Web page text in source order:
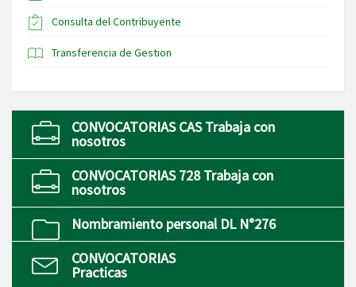
Consulta del Contribuyente
Transferencia de Gestion
CONVOCATORIAS CAS Trabaja con
nosotros
CONVOCATORIAS 728 Trabaja con
nosotros
Nombramiento personal DL N°276
CONVOCATORIAS
Practicas